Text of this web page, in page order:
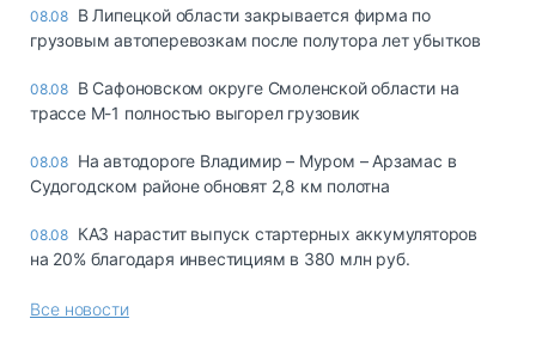
08.08 В Липецкой области закрывается фирма по
грузовым автоперевозкам после полутора лет убытков
08.08 В Сафоновском округе Смоленской области на
трассе М-1 полностью выгорел грузовик
08.08 На автодороге Владимир – Муром – Арзамас в
Судогодском районе обновят 2,8 км полотна
08.08 КАЗ нарастит выпуск стартерных аккумуляторов
на 20% благодаря инвестициям в 380 млн руб.
Все новости